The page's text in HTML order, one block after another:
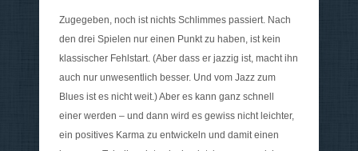
Zugegeben, noch ist nichts Schlimmes passiert. Nach
den drei Spielen nur einen Punkt zu haben, ist kein
klassischer Fehlstart. (Aber dass er jazzig ist, macht ihn
auch nur unwesentlich besser. Und vom Jazz zum
Blues ist es nicht weit.) Aber es kann ganz schnell
einer werden – und dann wird es gewiss nicht leichter,
ein positives Karma zu entwickeln und damit einen